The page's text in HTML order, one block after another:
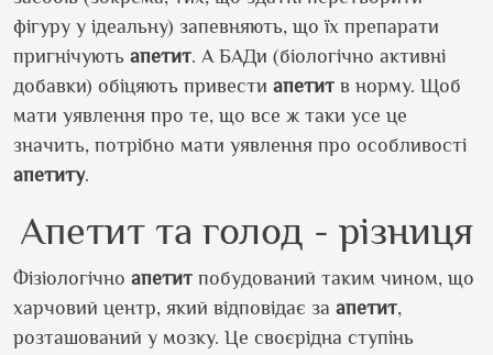
фігуру у ідеальну) запевняють, що їх препарати
пригнічують апетит. А БАДи (біологічно активні
добавки) обіцяють привести апетит в норму. Щоб
мати уявлення про те, що все ж таки усе це
значить, потрібно мати уявлення про особливості
апетиту.
Апетит та голод - різниця
Фізіологічно апетит побудований таким чином, що
харчовий центр, який відповідає за апетит,
розташований у мозку. Це своєрідна ступінь